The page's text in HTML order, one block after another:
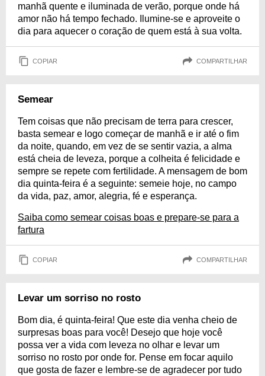
manhã quente e iluminada de verão, porque onde há
amor não há tempo fechado. Ilumine-se e aproveite o
dia para aquecer o coração de quem está à sua volta.
COPIAR COMPARTILHAR
Semear
Tem coisas que não precisam de terra para crescer,
basta semear e logo começar de manhã e ir até o fim
da noite, quando, em vez de se sentir vazia, a alma
está cheia de leveza, porque a colheita é felicidade e
sempre se repete com fertilidade. A mensagem de bom
dia quinta-feira é a seguinte: semeie hoje, no campo
da vida, paz, amor, alegria, fé e esperança.
Saiba como semear coisas boas e prepare-se para a
fartura
COPIAR COMPARTILHAR
Levar um sorriso no rosto
Bom dia, é quinta-feira! Que este dia venha cheio de
surpresas boas para você! Desejo que hoje você
possa ver a vida com leveza no olhar e levar um
sorriso no rosto por onde for. Pense em focar aquilo
que gosta de fazer e lembre-se de agradecer por tudo